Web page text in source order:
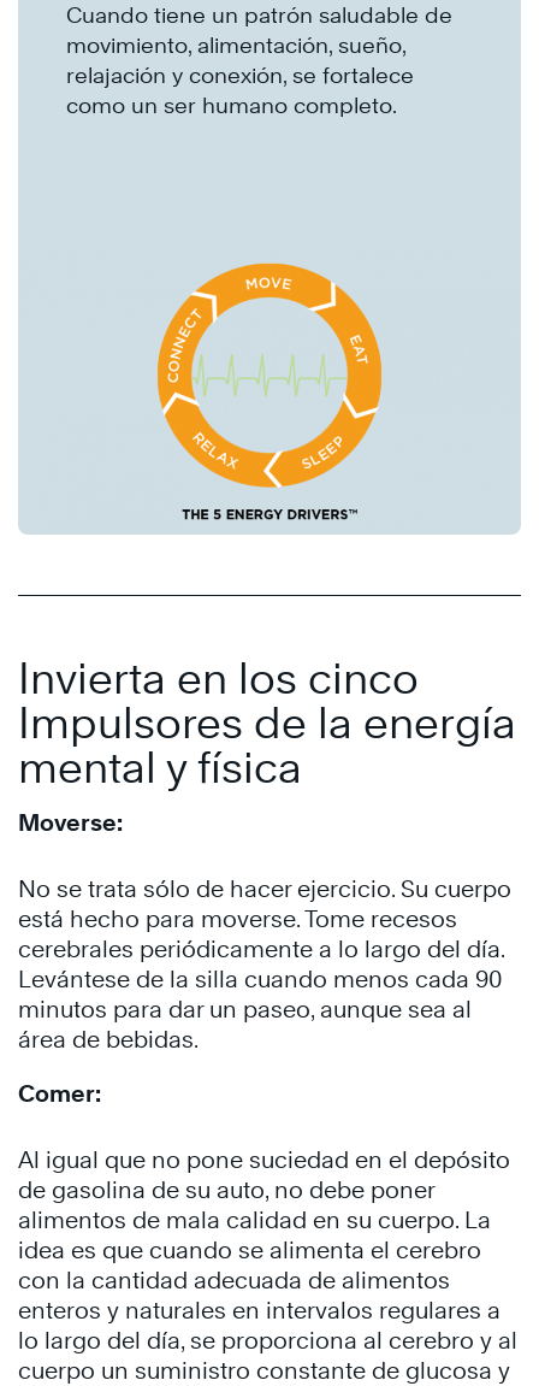
Cuando tiene un patrón saludable de
movimiento, alimentación, sueño,
relajación y conexión, se fortalece
como un ser humano completo.
Invierta en los cinco
Impulsores de la energía
mental y física
Moverse:
No se trata sólo de hacer ejercicio. Su cuerpo
está hecho para moverse. Tome recesos
cerebrales periódicamente a lo largo del día.
Levántese de la silla cuando menos cada 90
minutos para dar un paseo, aunque sea al
área de bebidas.
Comer:
Al igual que no pone suciedad en el depósito
de gasolina de su auto, no debe poner
alimentos de mala calidad en su cuerpo. La
idea es que cuando se alimenta el cerebro
con la cantidad adecuada de alimentos
enteros y naturales en intervalos regulares a
lo largo del día, se proporciona al cerebro y al
cuerpo un suministro constante de glucosa y